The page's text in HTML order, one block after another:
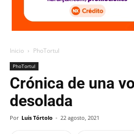
Inicio PhoTortul
PhoTortul
Crónica de una
desolada
Por Luis Tórtolo - 22 agosto, 2021